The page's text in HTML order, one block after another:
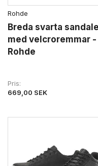
Rohde
Breda svarta
med velcroremmar -
Rohde
Pris
669,00 SEK